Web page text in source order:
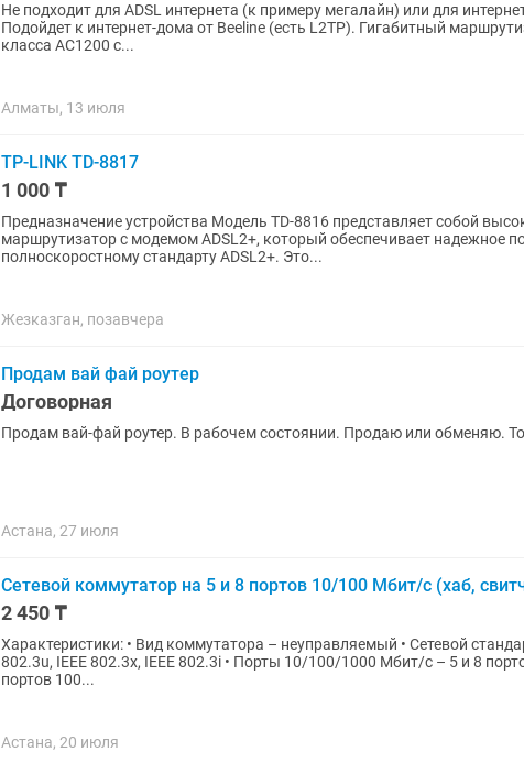
Не подходит для ADSL интернета (к примеру мегалайн) или для
Подойдет к интернет-дома от Beeline (есть L2TP). Гигабитный маршрутизатор SNR-CPE-ME2-Lite
класса AC1200 с...
Алматы, 13 июля
TP-LINK TD-8817
1 000 ₸
Предназначение устройства Модель TD-8816 представляет собой
маршрутизатор с модемом ADSL2+, который обеспечивает надежное
полноскоростному стандарту ADSL2+. Это...
Жезказган, позавчера
Продам вай фай роутер
Договорная
Продам вай-фай роутер. В рабочем состоянии. Продаю или обменяю.
Астана, 27 июля
Сетевой коммутатор на 5 и 8 портов 10/100 Мбит/с (хаб,
2 450 ₸
Характеристики: • Вид коммутатора – неуправляемый • Сетевой
802.3u, IEEE 802.3x, IEEE 802.3i • Порты 10/100/1000 Мбит/с – 5 и 8 портов Розничная цена
портов 100...
Астана, 20 июля